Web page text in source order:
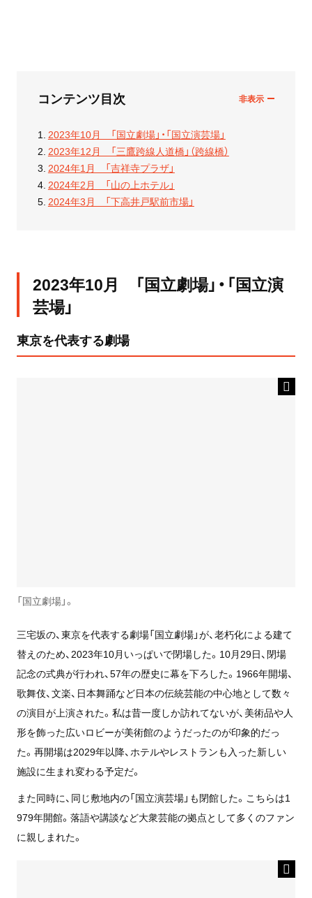
コンテンツ目次
2023年10月 「国立劇場」・「国立演芸場」
2023年12月 「三鷹跨線人道橋」（跨線橋）
2024年1月 「吉祥寺プラザ」
2024年2月 「山の上ホテル」
2024年3月 「下高井戸駅前市場」
2023年10月 「国立劇場」・「国立演
芸場」
東京を代表する劇場
「国立劇場」。
三宅坂の、東京を代表する劇場「国立劇場」が、老朽化による建て
替えのため、2023年10月いっぱいで閉場した。10月29日、閉場
記念の式典が行われ、57年の歴史に幕を下ろした。1966年開場、
歌舞伎、文楽、日本舞踊など日本の伝統芸能の中心地として数々
の演目が上演された。私は昔一度しか訪れてないが、美術品や人
形を飾った広いロビーが美術館のようだったのが印象的だっ
た。再開場は2029年以降、ホテルやレストランも入った新しい
施設に生まれ変わる予定だ。
また同時に、同じ敷地内の「国立演芸場」も閉館した。こちらは1
979年開館。落語や講談など大衆芸能の拠点として多くのファン
に親しまれた。